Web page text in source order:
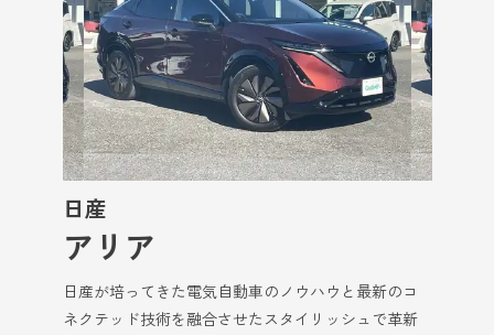
日産
アリア
日産が培ってきた電気自動車のノウハウと最新のコ
ネクテッド技術を融合させたスタイリッシュで革新